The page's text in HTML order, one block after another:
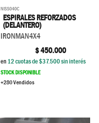
NISS040C
ESPIRALES REFORZADOS
(DELANTERO)
IRONMAN4X4
$450.000
en12cuotas de $37.500sin interés
STOCK DISPONIBLE
+280 Vendidos